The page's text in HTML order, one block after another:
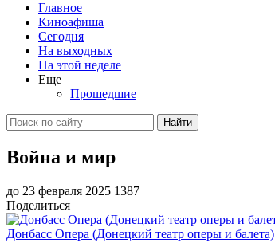
Главное
Киноафиша
Сегодня
На выходных
На этой неделе
Еще
Прошедшие
Найти
Война и мир
до 23 февраля 2025 1387
Поделиться
Донбасс Опера (Донецкий театр оперы и балета)